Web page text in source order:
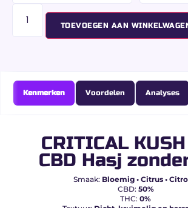
TOEVOEGEN AAN
Kenmerken Voordelen Analyses
CRITICAL
CBD Hasj
Smaak: Bloemig • Citrus •
CBD: 50%
THC: 0%